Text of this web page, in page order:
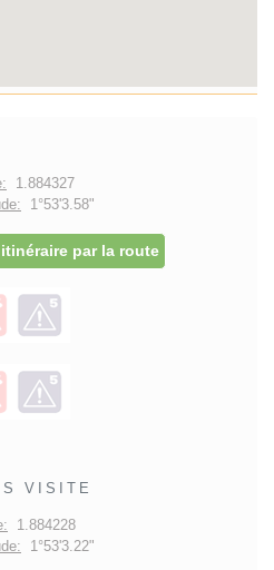
1.884327
1°53'3.58"
par la route
VISITE
1.884228
1°53'3.22"